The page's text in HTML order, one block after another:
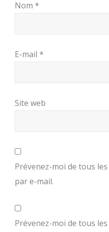
Nom *
E-mail *
Site web
Prévenez-moi de tous
par e-mail.
Prévenez-moi de tous